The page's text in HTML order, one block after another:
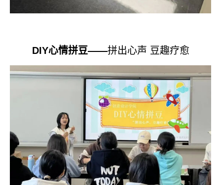
DIY心情拼豆——拼出心声 豆趣疗愈